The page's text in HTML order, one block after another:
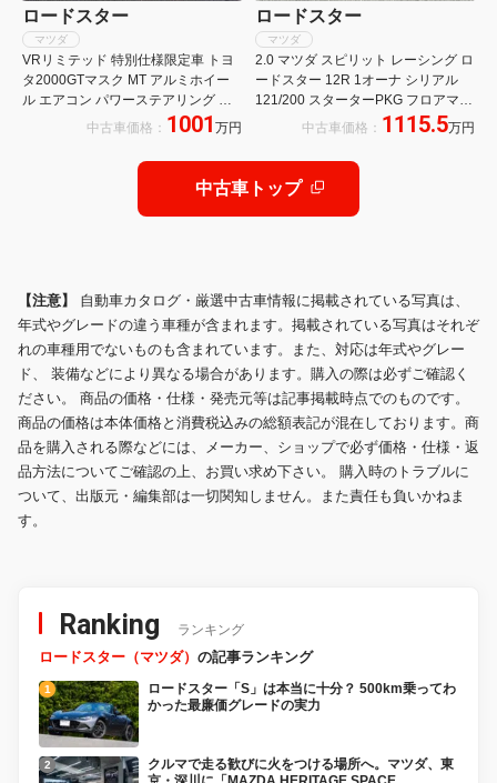
ロードスター
マツダ
VRリミテッド 特別仕様限定車 トヨ
タ2000GTマスク MT アルミホイー
ル エアコン パワーステアリング パ
ワーウィンドウ中古車価格： 1001 万円
ロードスター
マツダ
2.0 マツダ スピリット レーシング ロ
ードスター 12R 1オーナ シリアル
121/200 スターターPKG フロアマッ
ト ドラレコ スマートキー 保証書
RAYS製17インチAW マツダコネク
ト 8.8インチディスプレイ
中古車価格： 1115.5万円
中古車トップ
【注意】 自動車カタログ・厳選中古車情報に掲載されている写真は、
年式やグレードの違う車種が含まれます。掲載されている写真はそれぞ
れの車種用でないものも含まれています。また、対応は年式やグレー
ド、 装備などにより異なる場合があります。購入の際は必ずご確認く
ださい。 商品の価格・仕様・発売元等は記事掲載時点でのものです。
商品の価格は本体価格と消費税込みの総額表記が混在しております。商
品を購入される際などには、メーカー、ショップで必ず価格・仕様・返
品方法についてご確認の上、お買い求め下さい。 購入時のトラブルに
ついて、出版元・編集部は一切関知しません。また責任も負いかねま
す。
Ranking ランキング
ロードスター（マツダ） の記事ランキング
ロードスター「S」は本当に十分？ 500km乗ってわ
かった最廉価グレードの実力
クルマで走る歓びに火をつける場所へ。マツダ、東